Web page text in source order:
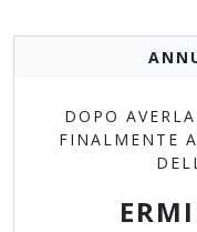
DOPO
FINALMENTE